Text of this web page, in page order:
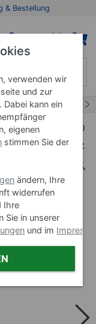
& Bestellung
11/20
3.1
verwenden wir
und zur
Dabei kann ein
eigenen
stimmen Sie der
ändern, Ihre
widerrufen
Ihre
Sie in unserer
und im